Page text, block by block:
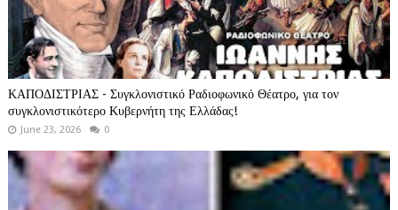
ΚΑΠΟΔΙΣΤΡΙΑΣ - Συγκλονιστικό Ραδιοφωνικό Θέατρο, για τον
συγκλονιστικότερο Κυβερνήτη της Ελλάδας!
June 23, 2026 0